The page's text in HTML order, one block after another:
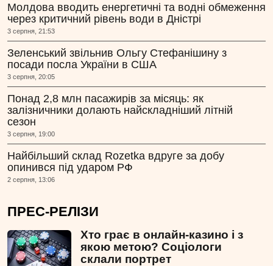
Молдова вводить енергетичні та водні обмеження
через критичний рівень води в Дністрі
3 серпня, 21:53
Зеленський звільнив Ольгу Стефанішину з
посади посла України в США
3 серпня, 20:05
Понад 2,8 млн пасажирів за місяць: як
залізничники долають найскладніший літній
сезон
3 серпня, 19:00
Найбільший склад Rozetka вдруге за добу
опинився під ударом РФ
2 серпня, 13:06
ПРЕС-РЕЛІЗИ
Хто грає в онлайн-казино і з
якою метою? Соціологи
склали портрет